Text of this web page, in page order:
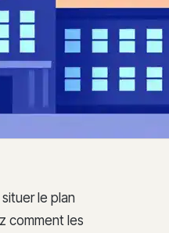
le plan
comment les